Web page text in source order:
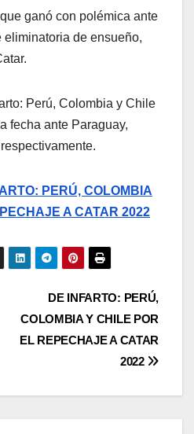
ganó con polémica ante
eliminatoria de ensueño,
Perú, Colombia y Chile
fecha ante Paraguay,
PERÚ, COLOMBIA
A CATAR 2022
DE INFARTO: PERÚ,
COLOMBIA Y CHILE POR
EL REPECHAJE A CATAR
2022